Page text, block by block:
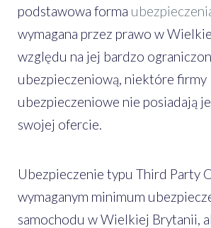
podstawowa forma
wymagana przez prawo w
względu na jej bardzo
ubezpieczeniową, niektóre firmy
ubezpieczeniowe nie posiadają
swojej ofercie.
Ubezpieczenie typu Third Party
wymaganym minimum
samochodu w Wielkiej Brytanii,